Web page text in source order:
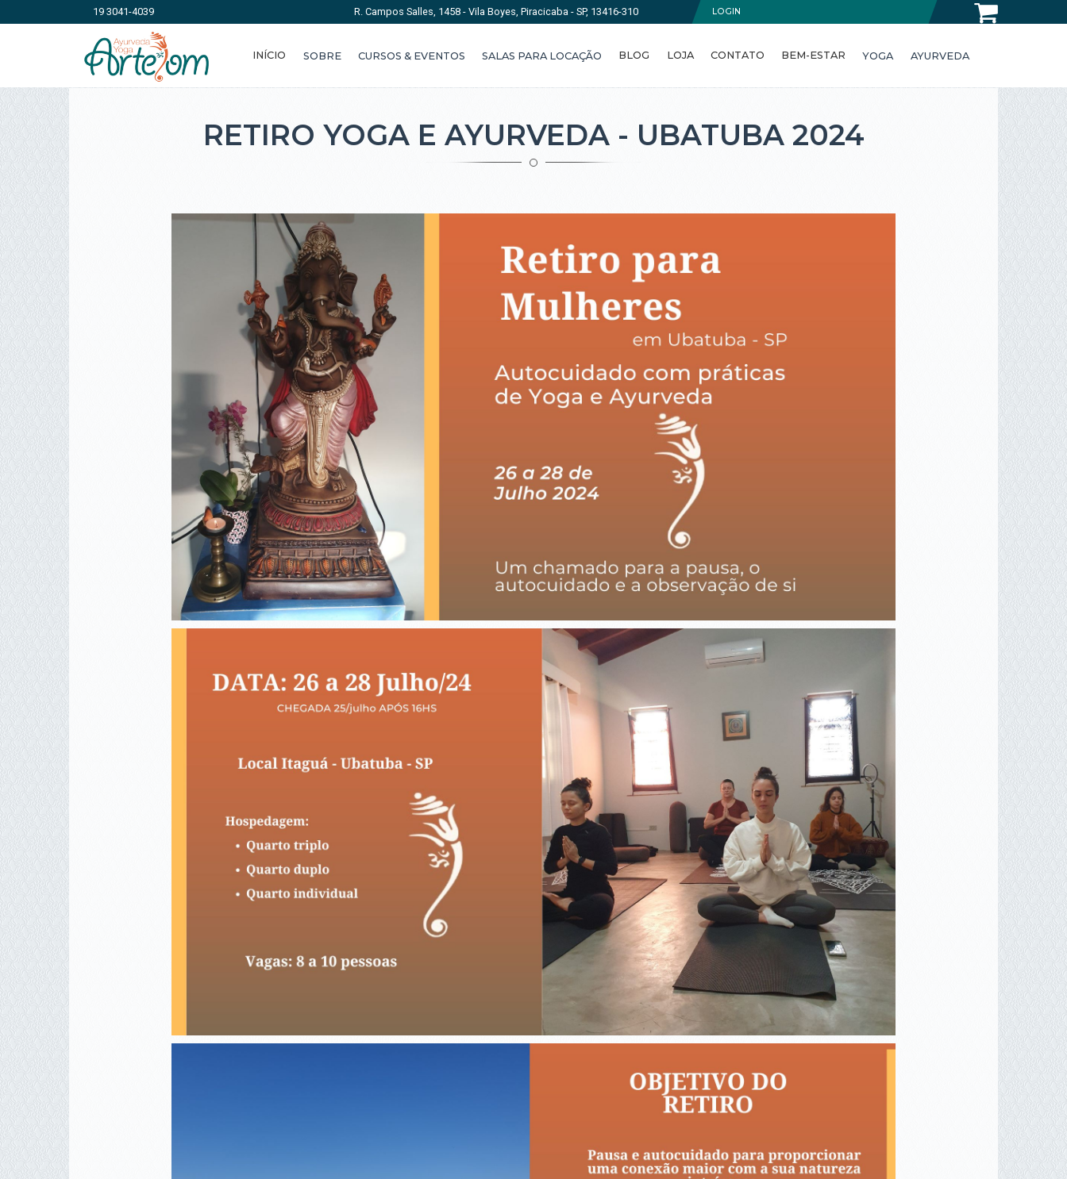
19 3041-4039 R. Campos Salles, 1458 - Vila Boyes, Piracicaba - SP, 13416-310 LOGIN
INÍCIO SOBRE CURSOS & EVENTOS SALAS PARA LOCAÇÃO BLOG LOJA CONTATO BEM-ESTAR YOGA AYURVEDA
RETIRO YOGA E AYURVEDA - UBATUBA 2024